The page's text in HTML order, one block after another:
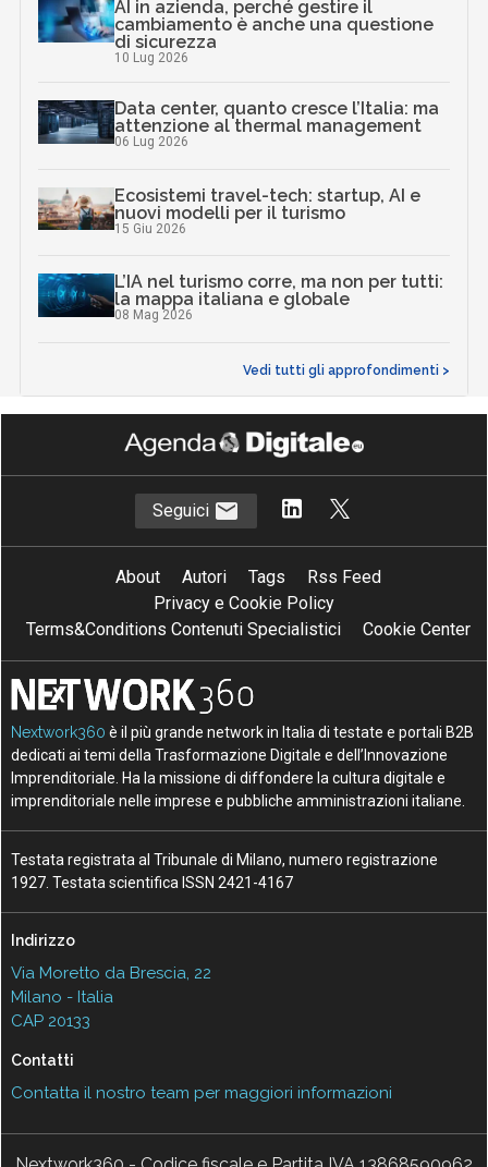
AI in azienda, perché gestire il
cambiamento è anche una questione
di sicurezza
10 Lug 2026
Data center, quanto cresce l’Italia: ma
attenzione al thermal management
06 Lug 2026
Ecosistemi travel-tech: startup, AI e
nuovi modelli per il turismo
15 Giu 2026
L’IA nel turismo corre, ma non per tutti:
la mappa italiana e globale
08 Mag 2026
Vedi tutti gli approfondimenti >
Seguici
About Autori Tags
Rss Feed
Privacy e Cookie Policy
Terms&Conditions Contenuti Specialistici
Cookie Center
Nextwork360 è il più grande network in Italia di testate e portali B2B
dedicati ai temi della Trasformazione Digitale e dell’Innovazione
Imprenditoriale. Ha la missione di diffondere la cultura digitale e
imprenditoriale nelle imprese e pubbliche amministrazioni italiane.
Testata registrata al Tribunale di Milano, numero registrazione
1927. Testata scientifica ISSN 2421-4167
Indirizzo
Via Moretto da Brescia, 22
Milano - Italia
CAP 20133
Contatti
Contatta il nostro team per maggiori informazioni